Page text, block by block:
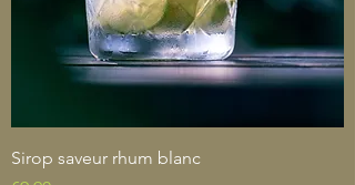
Sirop saveur rhum blanc